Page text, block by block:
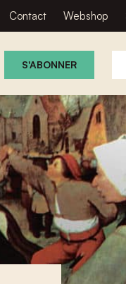
Contact Webshop
S'ABONNER